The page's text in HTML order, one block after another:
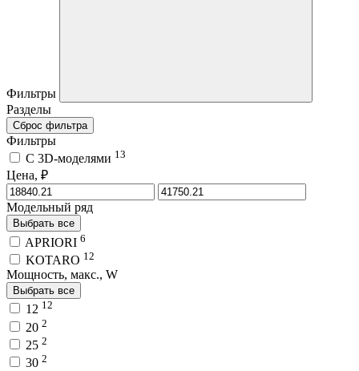
Фильтры
Разделы
Сброс фильтра
Фильтры
C 3D-моделями 13
Цена, ₽
Модельный ряд
Выбрать все
APRIORI 6
KOTARO 12
Мощность, макс., W
Выбрать все
12 12
20 2
25 2
30 2